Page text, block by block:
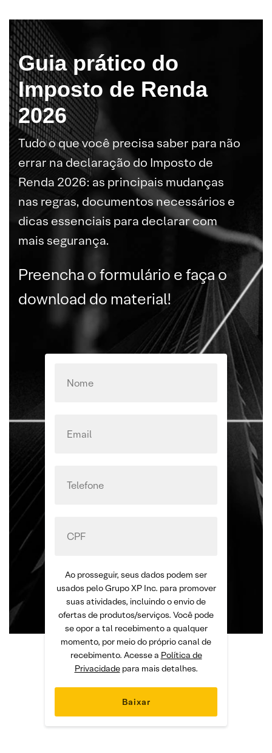
Guia prático do
Imposto de Renda
2026
Tudo o que você precisa saber para não
errar na declaração do Imposto de
Renda 2026: as principais mudanças
nas regras, documentos necessários e
dicas essenciais para declarar com
mais segurança.
Preencha o formulário e faça o
download do material!
Ao prosseguir, seus dados podem ser
usados pelo Grupo XP Inc. para promover
suas atividades, incluindo o envio de
ofertas de produtos/serviços. Você pode
se opor a tal recebimento a qualquer
momento, por meio do próprio canal de
recebimento. Acesse a Política de
Privacidadepara mais detalhes.